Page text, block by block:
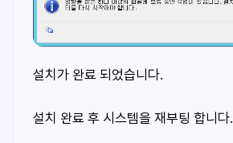
설치가 완료 되었습니다.
설치 완료 후 시스템을 재부팅 합니다.